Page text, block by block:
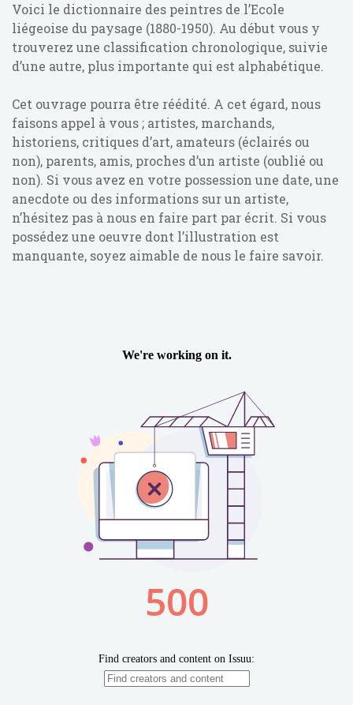
Voici le dictionnaire des peintres de l’Ecole
liégeoise du paysage (1880-1950). Au début vous y
trouverez une classification chronologique, suivie
d’une autre, plus importante qui est alphabétique.
Cet ouvrage pourra être réédité. A cet égard, nous
faisons appel à vous ; artistes, marchands,
historiens, critiques d’art, amateurs (éclairés ou
non), parents, amis, proches d’un artiste (oublié ou
non). Si vous avez en votre possession une date, une
anecdote ou des informations sur un artiste,
n’hésitez pas à nous en faire part par écrit. Si vous
possédez une oeuvre dont l’illustration est
manquante, soyez aimable de nous le faire savoir.